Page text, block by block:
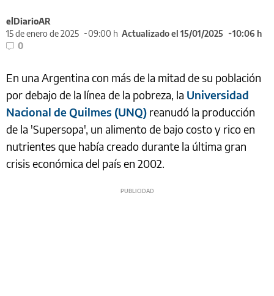
elDiarioAR
15 de enero de 2025
09:00 h Actualizado el 15/01/2025
10:06 h
0
En una Argentina con más de la mitad de su población
por debajo de la línea de la pobreza, la Universidad
Nacional de Quilmes (UNQ) reanudó la producción
de la 'Supersopa', un alimento de bajo costo y rico en
nutrientes que había creado durante la última gran
crisis económica del país en 2002.